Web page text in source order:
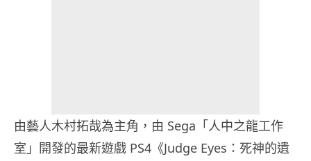
由藝人木村拓哉為主角，由 Sega「人中之龍工作
室」開發的最新遊戲 PS4《Judge Eyes：死神的遺